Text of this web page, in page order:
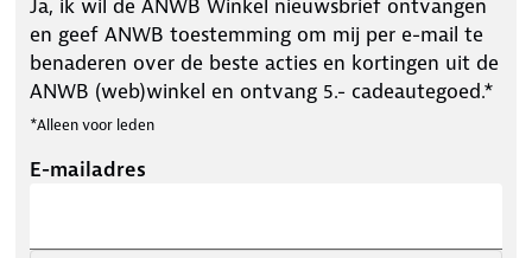
Ja, ik wil de ANWB Winkel nieuwsbrief ontvangen
en geef ANWB toestemming om mij per e-mail te
benaderen over de beste acties en kortingen uit de
ANWB (web)winkel en ontvang 5.- cadeautegoed.*
*Alleen voor leden
E-mailadres